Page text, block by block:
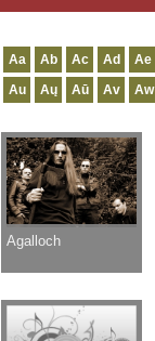
Aa Ab Ac Ad Ae
Au
Aų Aū Av Aw
Agalloch